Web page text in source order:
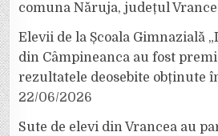
comuna Năruja, județul
Elevii de la Școala Gimnazială
din Câmpineanca au fost
rezultatele deosebite obținute
22/06/2026
Sute de elevi din Vrancea au